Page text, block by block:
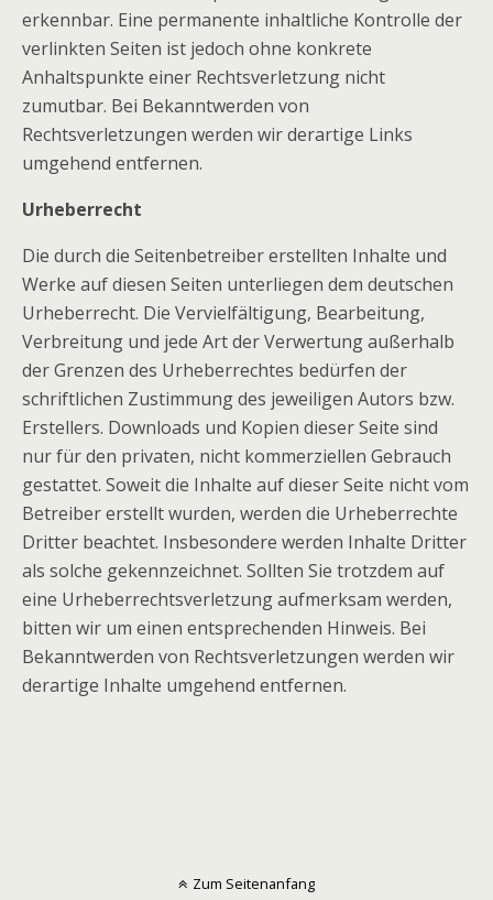
erkennbar. Eine permanente inhaltliche Kontrolle der
verlinkten Seiten ist jedoch ohne konkrete
Anhaltspunkte einer Rechtsverletzung nicht
zumutbar. Bei Bekanntwerden von
Rechtsverletzungen werden wir derartige Links
umgehend entfernen.
Urheberrecht
Die durch die Seitenbetreiber erstellten Inhalte und
Werke auf diesen Seiten unterliegen dem deutschen
Urheberrecht. Die Vervielfältigung, Bearbeitung,
Verbreitung und jede Art der Verwertung außerhalb
der Grenzen des Urheberrechtes bedürfen der
schriftlichen Zustimmung des jeweiligen Autors bzw.
Erstellers. Downloads und Kopien dieser Seite sind
nur für den privaten, nicht kommerziellen Gebrauch
gestattet. Soweit die Inhalte auf dieser Seite nicht vom
Betreiber erstellt wurden, werden die Urheberrechte
Dritter beachtet. Insbesondere werden Inhalte Dritter
als solche gekennzeichnet. Sollten Sie trotzdem auf
eine Urheberrechtsverletzung aufmerksam werden,
bitten wir um einen entsprechenden Hinweis. Bei
Bekanntwerden von Rechtsverletzungen werden wir
derartige Inhalte umgehend entfernen.
Zum Seitenanfang